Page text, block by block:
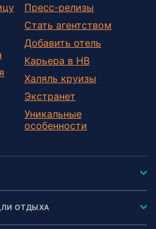
Пресс-релизы
Стать агентством
Добавить отель
Карьера в HB
Халяль круизы
Экстранет
Уникальные
особенности
ОТДЫХА